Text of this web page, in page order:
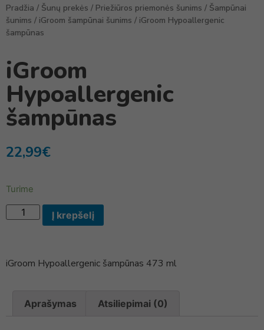
Pradžia / Šunų prekės / Priežiūros priemonės šunims / Šampūnai
šunims / iGroom šampūnai šunims / iGroom Hypoallergenic
šampūnas
iGroom
Hypoallergenic
šampūnas
22,99€
Turime
Į krepšelį
iGroom Hypoallergenic šampūnas 473 ml
Aprašymas Atsiliepimai (0)